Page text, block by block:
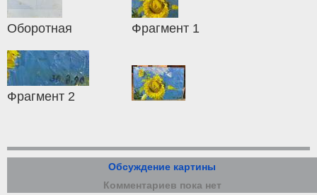
Оборотная Фрагмент 1
Фрагмент 2
Обсуждение картины
Комментариев пока нет